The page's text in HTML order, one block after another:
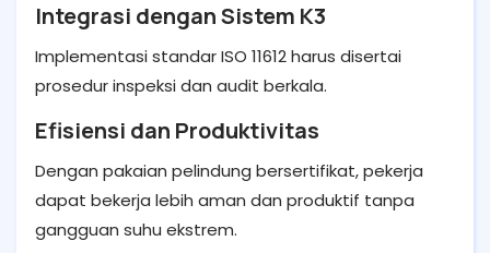
Integrasi dengan Sistem K3
Implementasi standar ISO 11612 harus disertai
prosedur inspeksi dan audit berkala.
Efisiensi dan Produktivitas
Dengan pakaian pelindung bersertifikat, pekerja
dapat bekerja lebih aman dan produktif tanpa
gangguan suhu ekstrem.